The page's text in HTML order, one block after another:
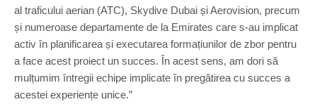
al traficului aerian (ATC), Skydive Dubai și Aerovision, precum
și numeroase departamente de la Emirates care s-au implicat
activ în planificarea și executarea formațiunilor de zbor pentru
a face acest proiect un succes. În acest sens, am dori să
mulțumim întregii echipe implicate în pregătirea cu succes a
acestei experiențe unice.”